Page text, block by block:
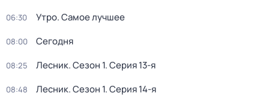
06:30 Утро. Самое лучшее
08:00 Сегодня
08:25 Лесник. Сезон 1. Серия 13-я
08:48 Лесник. Сезон 1. Серия 14-я